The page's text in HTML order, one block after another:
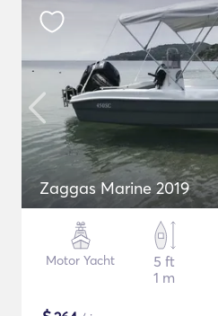
Zaggas Marine 2019
Motor Yacht
5 ft
1 m